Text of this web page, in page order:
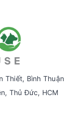
Thiết, Bình Thuận
Thủ Đức, HCM